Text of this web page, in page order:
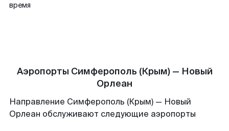
время
Аэропорты Симферополь (Крым) — Новый
Орлеан
Направление Симферополь (Крым) — Новый
Орлеан обслуживают следующие аэропорты